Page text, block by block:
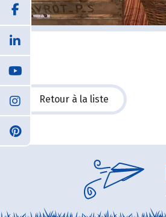
Retour à la liste